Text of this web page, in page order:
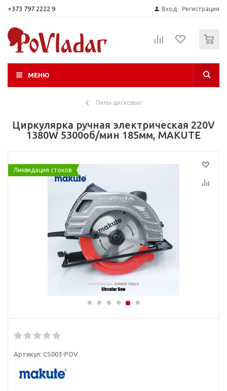
+373 797 2222 9 Вход Регистрация
МЕНЮ
Пилы дисковые
Циркулярка ручная электрическая 220V
1380W 5300об/мин 185мм, MAKUTE
Ликвидация стоков
Артикул: CS003-POV